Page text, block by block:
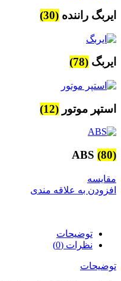
ایربگ راننده (30)
ایربگ (78)
استپر موتور (12)
ABS (80)
مقایسه
افزودن به علاقه مندی
توضیحات
نظرات (0)
توضیحات